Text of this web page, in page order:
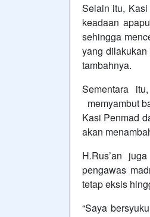
Selain itu, Kasi
keadaan
sehingga
yang
tambahnya.
Sementara
memyambut
Kasi Penmad
akan
H.Rus’an
pengawas
tetap eksis
“Saya